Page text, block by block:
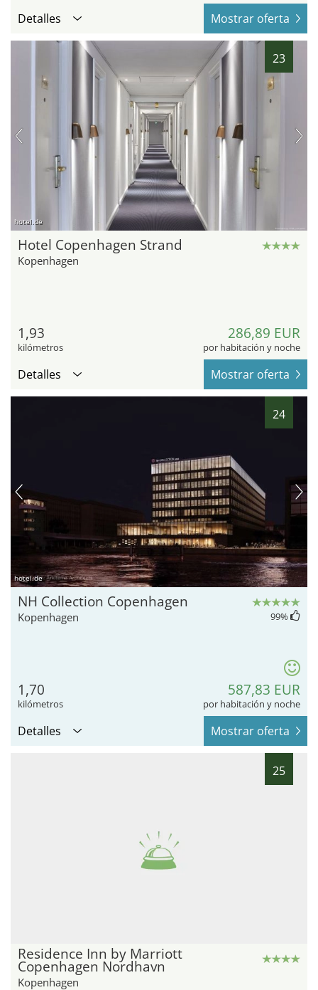
Detalles Mostrar oferta
23
hotel.de
Hotel Copenhagen Strand
Kopenhagen
1,93
kilómetros
286,89 EUR
por habitación y noche
Detalles Mostrar oferta
24
hotel.de
NH Collection Copenhagen
Kopenhagen 99%
1,70
kilómetros
587,83 EUR
por habitación y noche
Detalles Mostrar oferta
25
Residence Inn by Marriott
Copenhagen Nordhavn
Kopenhagen